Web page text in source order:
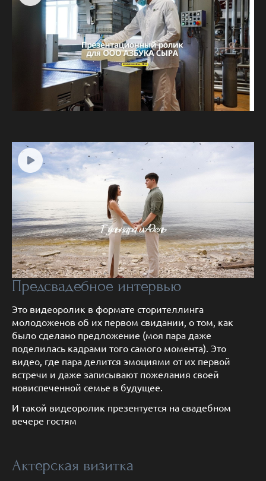
Предсвадебное интервью
Это видеоролик в формате сторителлинга
молодоженов об их первом свидании, о том, как
было сделано предложение (моя пара даже
поделилась кадрами того самого момента). Это
видео, где пара делится эмоциями от их первой
встречи и даже записывают пожелания своей
новиспеченной семье в будущее.
И такой видеоролик презентуется на свадебном
вечере гостям
Актерская визитка